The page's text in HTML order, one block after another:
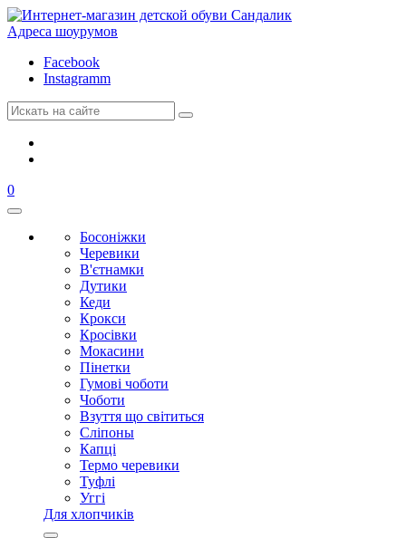
Адреса шоурумов
Facebook
Instagramm
0
Босоніжки
Черевики
В'єтнамки
Дутики
Кеди
Крокси
Кросівки
Мокасини
Пінетки
Гумові чоботи
Чоботи
Взуття що світиться
Сліпоны
Капці
Термо черевики
Туфлі
Уггі
Для хлопчиків